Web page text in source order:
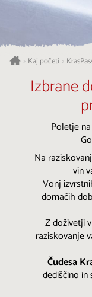
> Kaj početi >
Izbrane
Poletje
Na
vin
Vonj
domačih
Z doživetji
raziskovanje
Čudesa
dediščino